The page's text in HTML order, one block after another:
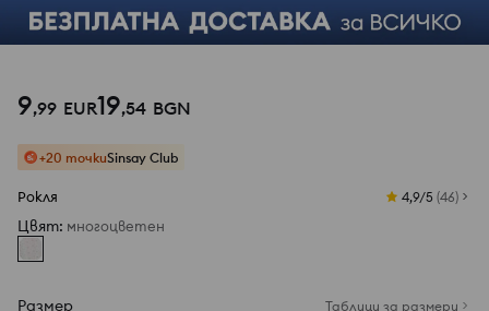
9,99 EUR19,54 BGN
+20 точкиSinsay Club
Рокля 4,9/5 (46)
Цвят: многоцветен
Размер Таблици за размери